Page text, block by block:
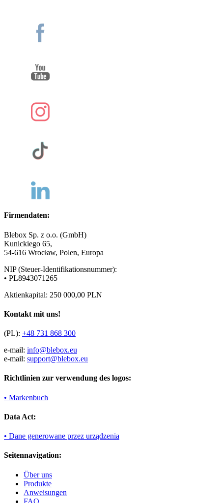
Firmendaten:
Blebox Sp. z o.o. (GmbH)
Kunickiego 65,
54-616 Wrocław, Polen, Europa
NIP (Steuer-Identifikationsnummer):
• PL8943071265
Aktienkapital: 250 000,00 PLN
Kontakt mit uns!
(PL): +48 731 868 300
e-mail: info@blebox.eu
e-mail: support@blebox.eu
Richtlinien zur verwendung des logos:
• Markenbuch
Data Act:
• Dane generowane przez urządzenia
Seitennavigation:
Über uns
Produkte
Anweisungen
FAQ